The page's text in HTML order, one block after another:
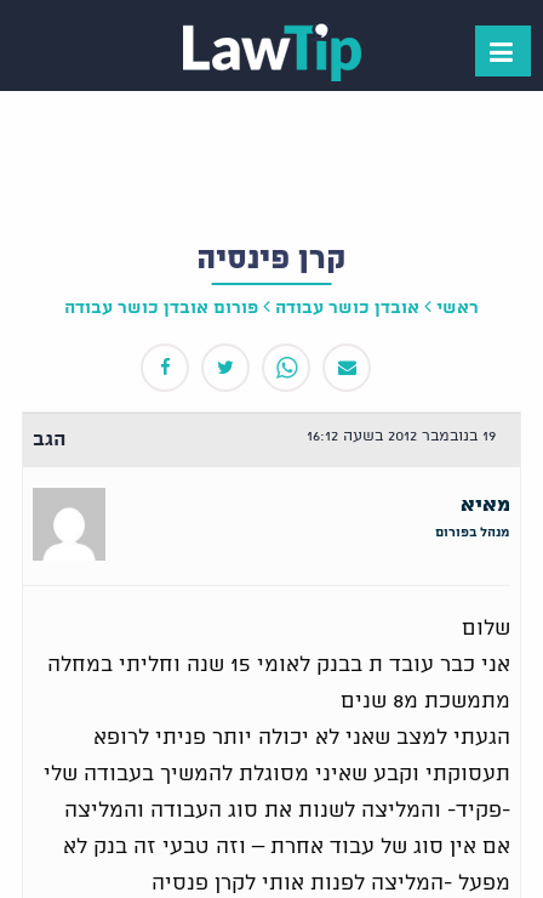
קרן פינסיה
ראשי אובדן כושר עבודה פורום אובדן כושר עבודה
19 בנובמבר 2012 בשעה 16:12 הגב
מאיא
מנהל בפורום
שלום
אני כבר עובד ת בבנק לאומי 15 שנה וחליתי במחלה
מתמשכת מ8 שנים
הגעתי למצב שאני לא יכולה יותר פניתי לרופא
תעסוקתי וקבע שאיני מסוגלת להמשיך בעבודה שלי
-פקיד- והמליצה לשנות את סוג העבודה והמליצה
אם אין סוג של עבוד אחרת – וזה טבעי זה בנק לא
מפעל -המליצה לפנות אותי לקרן פנסיה